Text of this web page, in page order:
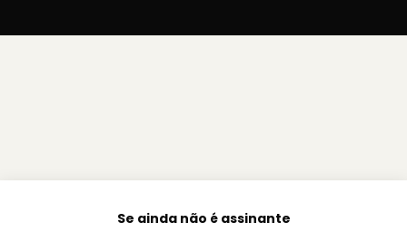
Se ainda não é assinante